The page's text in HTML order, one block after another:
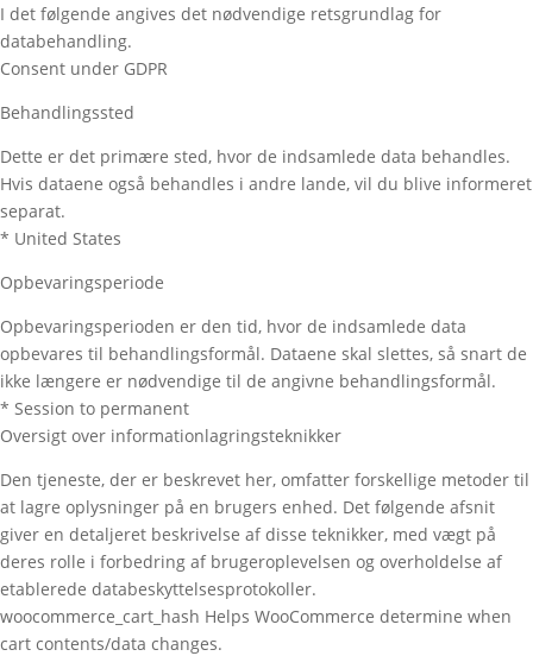
I det følgende angives det nødvendige retsgrundlag for
databehandling.
Consent under GDPR
Behandlingssted
Dette er det primære sted, hvor de indsamlede data behandles.
Hvis dataene også behandles i andre lande, vil du blive informeret
separat.
* United States
Opbevaringsperiode
Opbevaringsperioden er den tid, hvor de indsamlede data
opbevares til behandlingsformål. Dataene skal slettes, så snart de
ikke længere er nødvendige til de angivne behandlingsformål.
* Session to permanent
Oversigt over informationlagringsteknikker
Den tjeneste, der er beskrevet her, omfatter forskellige metoder til
at lagre oplysninger på en brugers enhed. Det følgende afsnit
giver en detaljeret beskrivelse af disse teknikker, med vægt på
deres rolle i forbedring af brugeroplevelsen og overholdelse af
etablerede databeskyttelsesprotokoller.
woocommerce_cart_hash Helps WooCommerce determine when
cart contents/data changes.